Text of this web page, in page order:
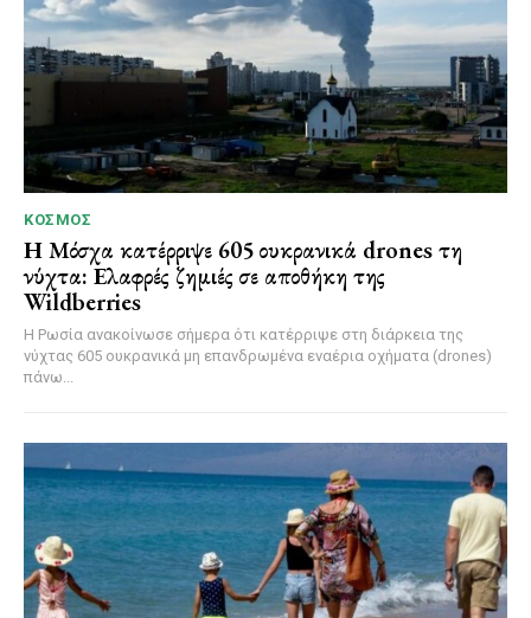
ΚΌΣΜΟΣ
Η Μόσχα κατέρριψε 605 ουκρανικά drones τη
νύχτα: Ελαφρές ζημιές σε αποθήκη της
Wildberries
Η Ρωσία ανακοίνωσε σήμερα ότι κατέρριψε στη διάρκεια της
νύχτας 605 ουκρανικά μη επανδρωμένα εναέρια οχήματα (drones)
πάνω...